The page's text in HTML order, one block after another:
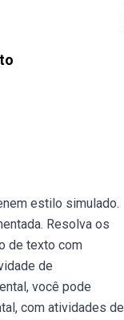
estilo simulado.
Resolva os
de texto com
de
você pode
com atividades de